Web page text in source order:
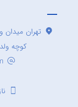
تهران میدان
کوچه ولدی پلاک